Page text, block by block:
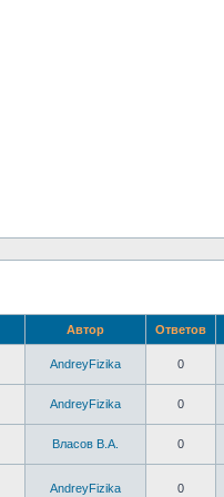
Автор Ответов
AndreyFizika 0
AndreyFizika 0
Власов В.А. 0
AndreyFizika 0